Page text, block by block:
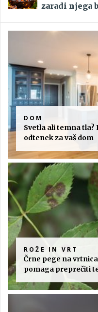
zaradi njega
DOM
Svetla ali temna
odtenek za vaš dom
ROŽE IN VRT
Črne pege na
pomaga preprečiti